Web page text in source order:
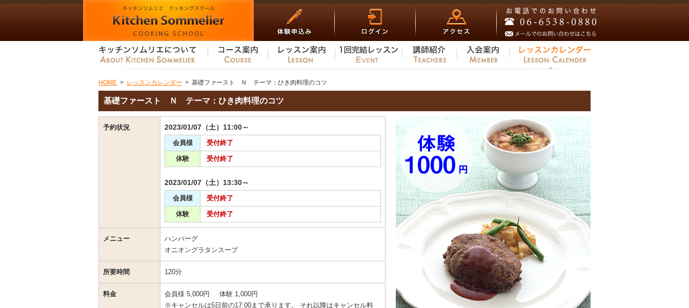
HOME > レッスンカレンダー > 基礎ファースト Ｎ テーマ：ひき肉料理のコツ
基礎ファースト Ｎ テーマ：ひき肉料理のコツ
予約状況 2023/01/07（土）11:00～
会員様 受付終了
体験 受付終了
2023/01/07（土）13:30～
会員様 受付終了
体験 受付終了
メニュー
ハンバーグ
オニオングラタンスープ
所要時間 120分
料金 会員様 5,000円
体験 1,000円
※キャンセルは5日前の17:00まで承ります。 それ以降はキャンセル料